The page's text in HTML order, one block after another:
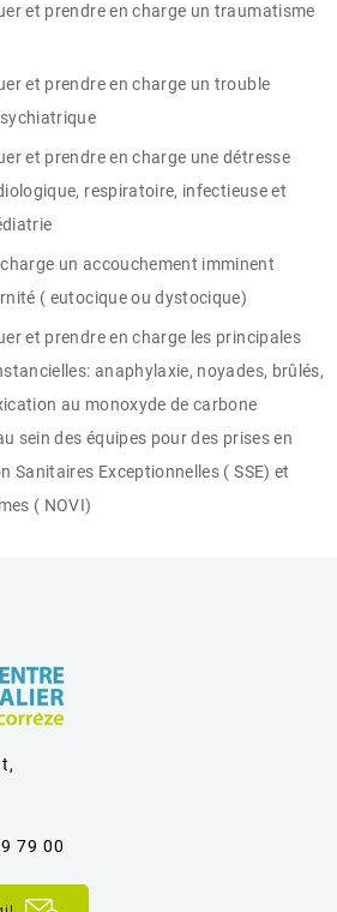
et prendre en charge un traumatisme
et prendre en charge un trouble
et prendre en charge une détresse
respiratoire, infectieuse et
un accouchement imminent
( eutocique ou dystocique)
et prendre en charge les principales
anaphylaxie, noyades, brûlés,
au monoxyde de carbone
sein des équipes pour des prises en
Sanitaires Exceptionnelles ( SSE) et
( NOVI)
79 00